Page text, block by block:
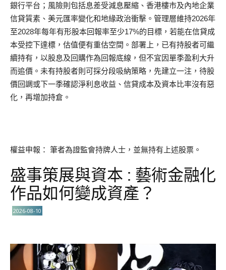
銀行平台；風險則包括息差受減息壓縮、香港樓市及內地企業
信貸質素、美元匯率變化和地緣政治衝擊。管理層維持2026年
至2028年每年有形股本回報率至少17%的目標，若能在信貸成
本受控下達標，估值便有重估空間。部署上，已有持股者可繼
續持有，以股息及回購作為回報底線，但不宜因單季盈利大升
而追價。未有持股者則可採分段吸納策略，先建立一注，待股
價回調或下一季確認淨利息收益、信貸成本及資本比率沒有惡
化，再增加持倉。
權益申報： 筆者為證監會持牌人士，並無持有上述股票。
盛事策展與資本 : 藝術金融化
作品如何變成資產？
2026-08-10